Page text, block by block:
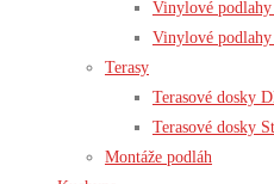
Vinylové podlahy
Vinylové
Terasy
Terasové dosky
Terasové dosky
Montáže podláh